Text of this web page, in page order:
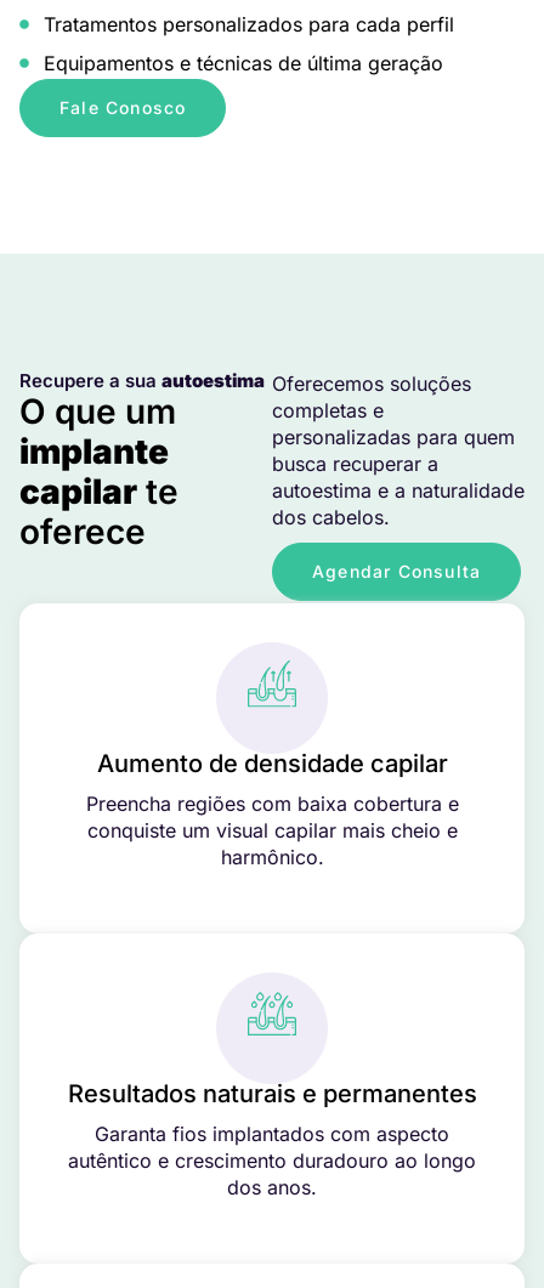
Tratamentos personalizados para cada perfil
Equipamentos e técnicas de última geração
Fale Conosco
Recupere a sua autoestima
O que um
implante
capilar te
oferece
Oferecemos soluções
completas e
personalizadas para quem
busca recuperar a
autoestima e a naturalidade
dos cabelos.
Agendar Consulta
Aumento de densidade capilar
Preencha regiões com baixa cobertura e
conquiste um visual capilar mais cheio e
harmônico.
Resultados naturais e permanentes
Garanta fios implantados com aspecto
autêntico e crescimento duradouro ao longo
dos anos.